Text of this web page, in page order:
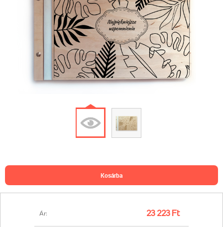
Najpiękniejsze
wspomnienia
Ár: 23 223 Ft
kosárba